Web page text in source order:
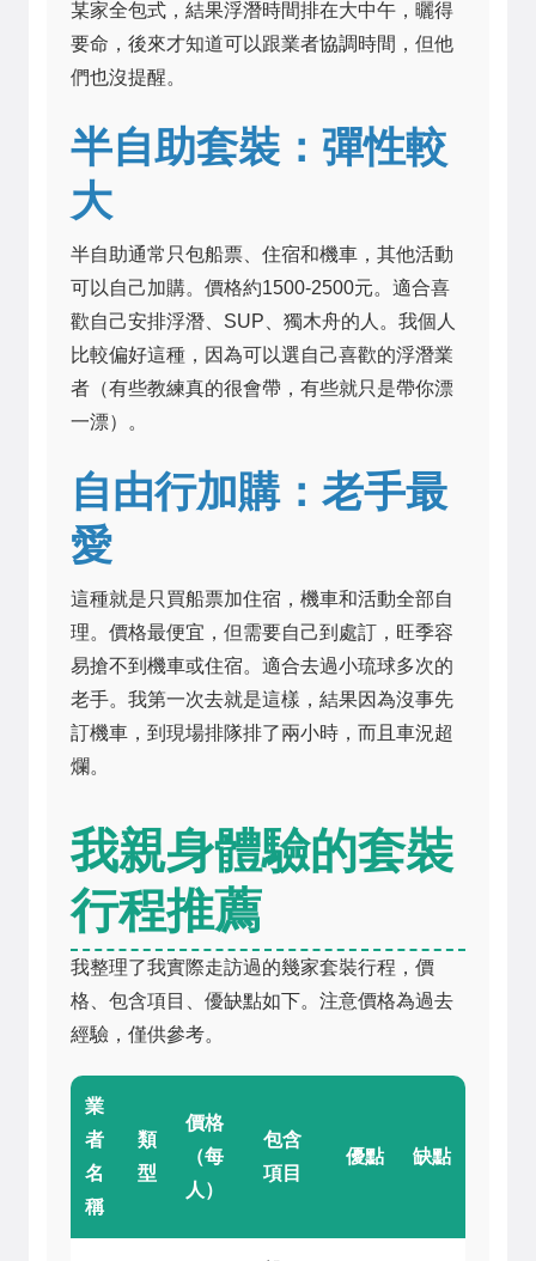
某家全包式，結果浮潛時間排在大中午，曬得
要命，後來才知道可以跟業者協調時間，但他
們也沒提醒。
半自助套裝：彈性較
大
半自助通常只包船票、住宿和機車，其他活動
可以自己加購。價格約1500-2500元。適合喜
歡自己安排浮潛、SUP、獨木舟的人。我個人
比較偏好這種，因為可以選自己喜歡的浮潛業
者（有些教練真的很會帶，有些就只是帶你漂
一漂）。
自由行加購：老手最
愛
這種就是只買船票加住宿，機車和活動全部自
理。價格最便宜，但需要自己到處訂，旺季容
易搶不到機車或住宿。適合去過小琉球多次的
老手。我第一次去就是這樣，結果因為沒事先
訂機車，到現場排隊排了兩小時，而且車況超
爛。
我親身體驗的套裝
行程推薦
我整理了我實際走訪過的幾家套裝行程，價
格、包含項目、優缺點如下。注意價格為過去
經驗，僅供參考。
業
者
名
稱
類
型
價格
（每
人）
包含
項目
優點 缺點